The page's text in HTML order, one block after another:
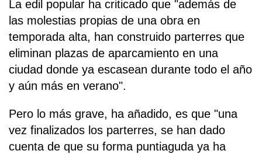
La edil popular ha criticado que "además de
las molestias propias de una obra en
temporada alta, han construido parterres que
eliminan plazas de aparcamiento en una
ciudad donde ya escasean durante todo el año
y aún más en verano".
Pero lo más grave, ha añadido, es que "una
vez finalizados los parterres, se han dado
cuenta de que su forma puntiaguda ya ha